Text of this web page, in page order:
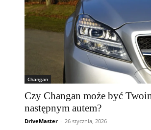
Changan
Czy Changan może być
następnym autem?
DriveMaster - 26 stycznia, 2026